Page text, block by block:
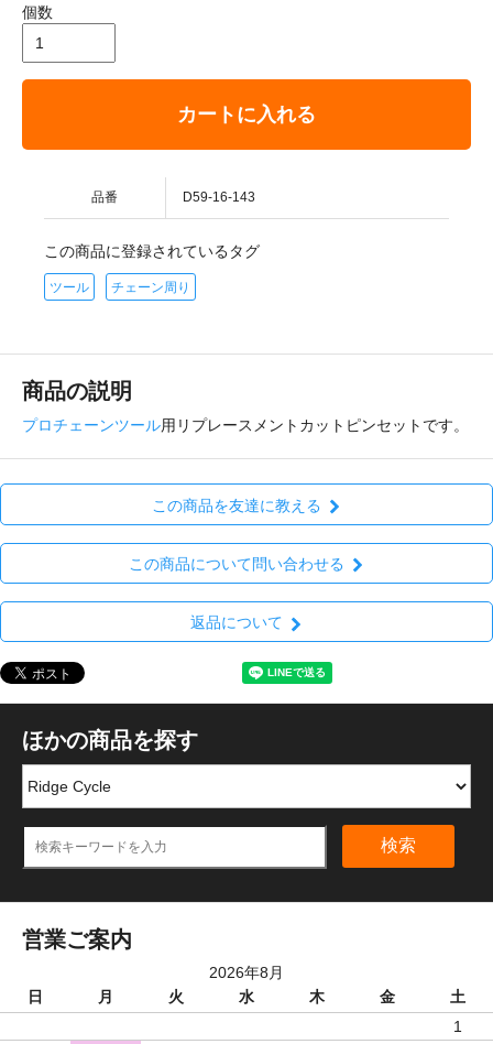
個数
カートに入れる
品番 D59-16-143
この商品に登録されているタグ
ツール チェーン周り
商品の説明
プロチェーンツール用リプレースメントカットピンセットです。
この商品を友達に教える
この商品について問い合わせる
返品について
ほかの商品を探す
検索
営業ご案内
2026年8月
日
月 火 水 木 金
土
1